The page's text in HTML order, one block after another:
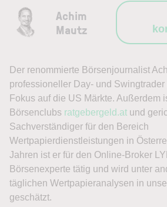
Achim
Mautz
Der renommierte Börsenjournalist
professioneller Day- und Swingtrader
Fokus auf die US Märkte. Außerdem
Börsenclubs ratgebergeld.at und
Sachverständiger für den Bereich
Wertpapierdienstleistungen in
Jahren ist er für den Online-Broker
Börsenexperte tätig und wird unter
täglichen Wertpapieranalysen in
geschätzt.